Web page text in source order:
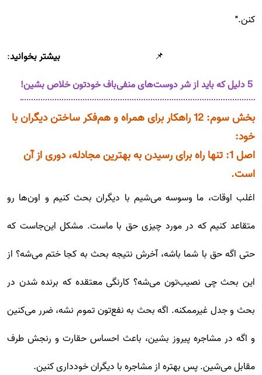
کنن."
📌 بیشتر بخوانید:
بخش سوم: 12 راهکار برای همراه و هم‌فکر ساختن دیگران با
خود:
اصل 1: تنها راه برای رسیدن به بهترین مجادله، دوری از آن
است.
اغلب اوقات، ما وسوسه می‌شیم با دیگران بحث کنیم و اون‌ها رو
متقاعد کنیم که در مورد چیزی حق با ماست. مشکل این‌جاست که
حتی اگه حق با شما باشه، آخرش نتیجه بحث به کجا ختم می‌شه؟ از
این بحث چی نصیب‌تون می‌شه؟ کارنگی معتقده که برنده شدن در
بحث و جدل غیرممکنه. اگه بحث به نفع‌تون تموم نشه، ضرر می‌کنین
و اگه در مشاجره پیروز بشین، باعث احساس حقارت و رنجش طرف
مقابل می‌شین. پس بهتره از مشاجره با دیگران خودداری کنین.